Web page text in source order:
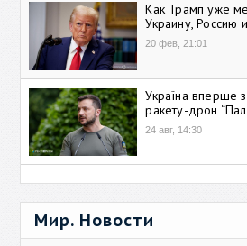
Как Трамп уже
Украину, Россию
20 фев, 21:01
Україна вперше
ракету-дрон
24 авг, 14:30
Мир. Новости